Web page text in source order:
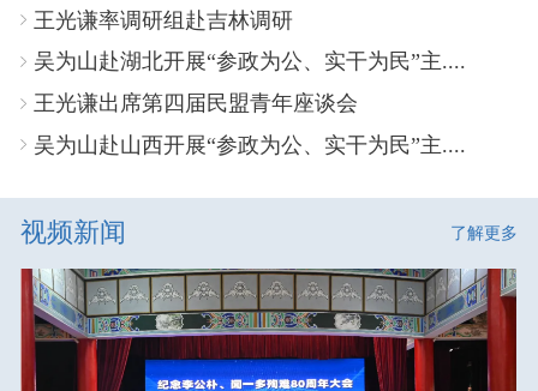
王光谦率调研组赴吉林调研
吴为山赴湖北开展“参政为公、实干为民”主....
王光谦出席第四届民盟青年座谈会
吴为山赴山西开展“参政为公、实干为民”主....
视频新闻 了解更多